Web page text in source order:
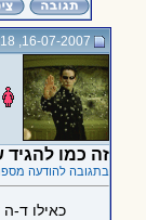
16-07-2007, 10:18
זה כמו
בתגובה להודעה מספר
כאילו ד-ה